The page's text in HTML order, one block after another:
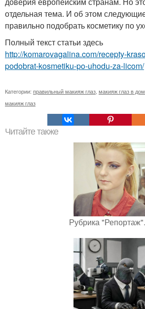
отдельная тема. И об этом
правильно подобрать косметику по
Полный текст статьи здесь
http://komarovagalina.com/recepty-
podobrat-kosmetiku-po-uhodu-za-licom/
Категории: правильный макияж глаз макияж глаз в
макияж глаз
Читайте также
Рубрика